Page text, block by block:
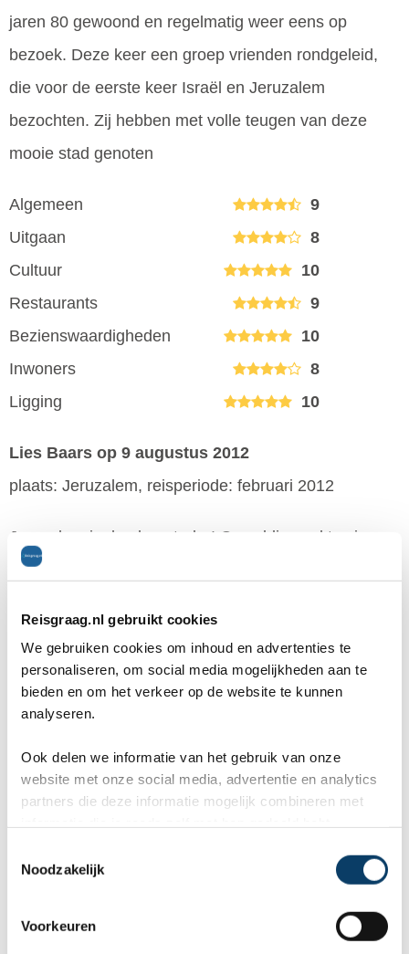
Reisgraag.nl gebruikt cookies
We gebruiken cookies om inhoud en advertenties te
personaliseren, om social media mogelijkheden aan te
bieden en om het verkeer op de website te kunnen
analyseren.
Ook delen we informatie van het gebruik van onze
website met onze social media, advertentie en analytics
partners die deze informatie mogelijk combineren met
Noodzakelijk
Voorkeuren
jaren 80 gewoond en regelmatig weer eens op
bezoek. Deze keer een groep vrienden rondgeleid,
die voor de eerste keer Israël en Jeruzalem
bezochten. Zij hebben met volle teugen van deze
mooie stad genoten
Algemeen
9
Uitgaan
8
Cultuur
10
Restaurants
9
Bezienswaardigheden
10
Inwoners
8
Ligging
10
Lies Baars op 9 augustus 2012
plaats: Jeruzalem, reisperiode: februari 2012
Jeruzalem is de place-to-be! Geweldig veel te zien
van Klaagmuur tot Via Dolorosa. Ook voor mensen
Je moet wel tegen een beetje wapenvertoon kunnen,
maar dat went snel. Op ons maakte Yad Vashem de
toch anders tegen de problematiek aan gaan kijken.
Meer begrip gekregen voor het Israëlische volk.
Restaurants